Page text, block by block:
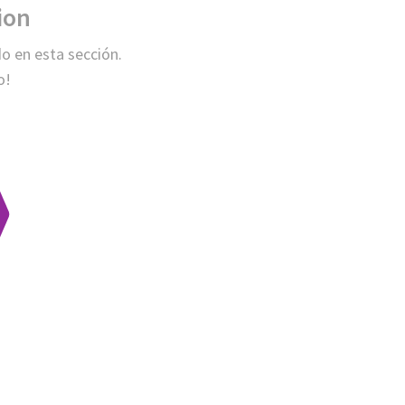
en esta sección.